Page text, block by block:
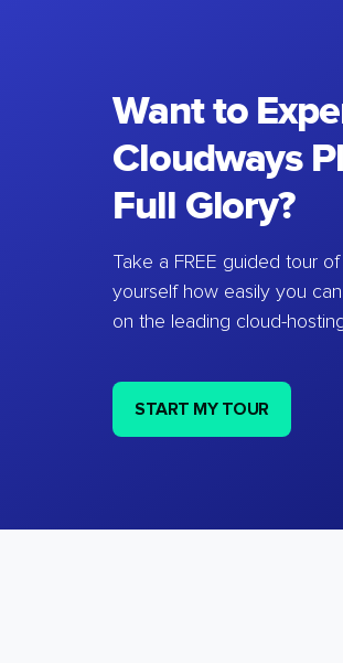
Want to
Cloudways
Full Glory?
Take a FREE guided tour
yourself how easily you
on the leading cloud-
START MY TOUR